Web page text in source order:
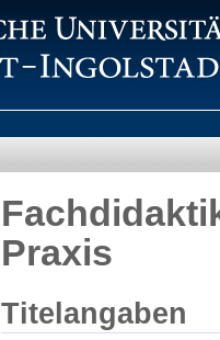
Praxis
Titelangaben